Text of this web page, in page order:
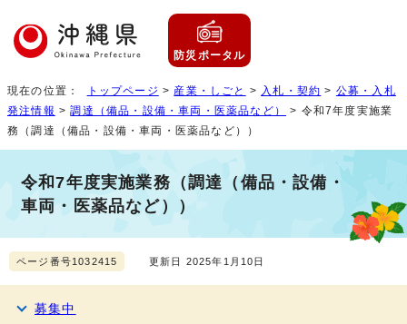
防災ポータル
現在の位置： トップページ > 産業・しごと > 入札・契約 > 公募・入札
発注情報 >調達（備品・設備・車両・医薬品など）
> 令和7年度実施業
務（調達（備品・設備・車両・医薬品など））
令和7年度実施業務（調達（備品・設備・
車両・医薬品など））
ページ番号1032415 更新日 2025年1月10日
募集中